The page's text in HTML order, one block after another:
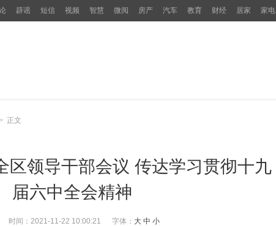
辟谣 短信 视频 智慧 微阅 房产 汽车 教育 财经 居家 家电
正文
区领导干部会议 传达学习贯彻十九
届六中全会精神
时间： 2021-11-22 10:00:21 字体： 大 中 小